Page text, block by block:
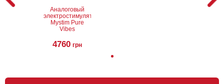
3274 грн
Аналоговый
электростимулятор
Mystim Pure
Vibes
4760 грн